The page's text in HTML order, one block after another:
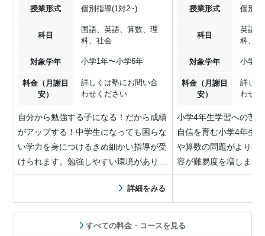
授業形式 個別指導(1対2~)
科目
国語、英語、算数、理
科、社会
対象学年 小学1年〜小学6年
料金（月謝目
安）
詳しくは塾にお問い合
わせください
自分から勉強する子になる！だから成績
がアップする！中学生になっても困らな
い学力を身につけるきめ細かい指導が受
けられます。勉強しやすい環境がありま
す！【日時が…
詳細をみる
授業形式 個別指
科目
英語、
科、社
対象学年 小学4
料金（月謝目
安）
詳しく
わせ
小学4年生学習への苦
自信を育む小学4年生
や算数の問題がより複
容が難易度を増します
意識を持って…
すべての料金・コースを見る